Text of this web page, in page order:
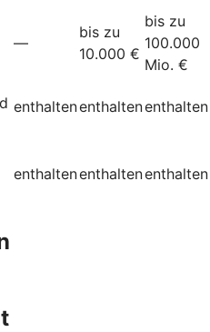
—
bis zu
10.000 €
bis zu
100.000
Mio. €
enthaltenenthaltenenthalten
enthaltenenthaltenenthalten